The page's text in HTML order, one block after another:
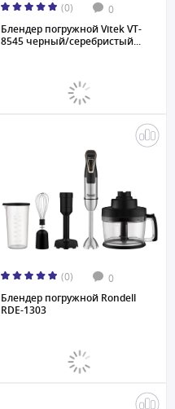
(0) 0
Блендер погружной Vitek VT-
8545 черный/серебристый...
(0) 0
Блендер погружной Rondell
RDE-1303